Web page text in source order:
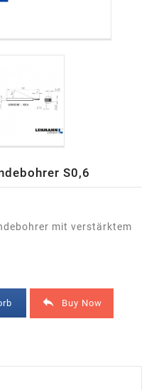
S0,6
mit verstärktem
 Buy Now